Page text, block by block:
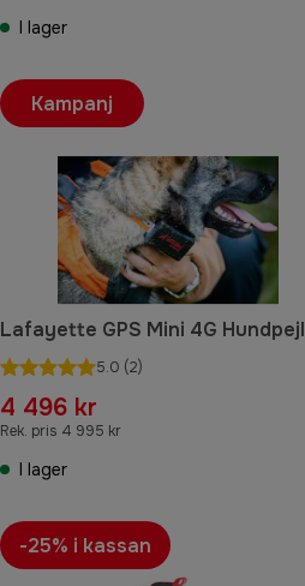
I lager
Lafayette GPS Mini 4G Hundpejl
5.0 (2)
4 496 kr
Rek. pris 4 995 kr
I lager
Kampanj
-25% i kassan